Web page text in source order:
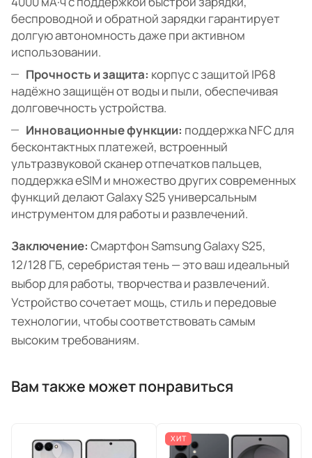
беспроводной и обратной зарядки гарантирует
долгую автономность даже при активном
использовании.
Прочность и защита: корпус с защитой IP68
надёжно защищён от воды и пыли, обеспечивая
долговечность устройства.
Инновационные функции: поддержка NFC для
бесконтактных платежей, встроенный
ультразвуковой сканер отпечатков пальцев,
поддержка eSIM и множество других современных
функций делают Galaxy S25 универсальным
инструментом для работы и развлечений.
Заключение: Смартфон Samsung Galaxy S25,
12/128 ГБ, серебристая тень — это ваш идеальный
выбор для работы, творчества и развлечений.
Устройство сочетает мощь, стиль и передовые
технологии, чтобы соответствовать самым
высоким требованиям.
Вам также может понравиться
ХИТ